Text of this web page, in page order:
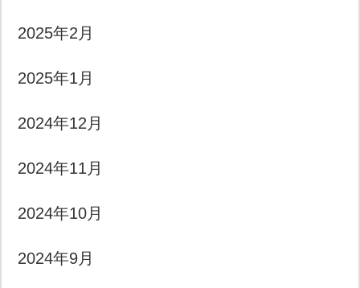
2025年2月
2025年1月
2024年12月
2024年11月
2024年10月
2024年9月